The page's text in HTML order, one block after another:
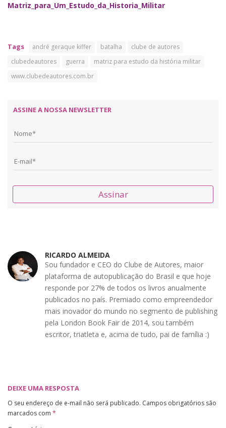
Matriz_para_Um_Estudo_da_Historia_Militar
Tags andré geraque kiffer batalha
clube de autores
clubedeautores
guerra
matriz para estudo da história militar
www.clubedeautores.com.br
ASSINE A NOSSA NEWSLETTER
Assinar
RICARDO ALMEIDA
Sou fundador e CEO do Clube de Autores, maior
plataforma de autopublicação do Brasil e que hoje
responde por 27% de todos os livros anualmente
publicados no país. Premiado como empreendedor
mais inovador do mundo no segmento de publishing
pela London Book Fair de 2014, sou também
escritor, triatleta e, acima de tudo, pai de família :)
DEIXE UMA RESPOSTA
O seu endereço de e-mail não será publicado. Campos obrigatórios são
marcados com *